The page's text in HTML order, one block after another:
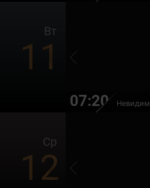
Вт
11
07:20
Ср
12